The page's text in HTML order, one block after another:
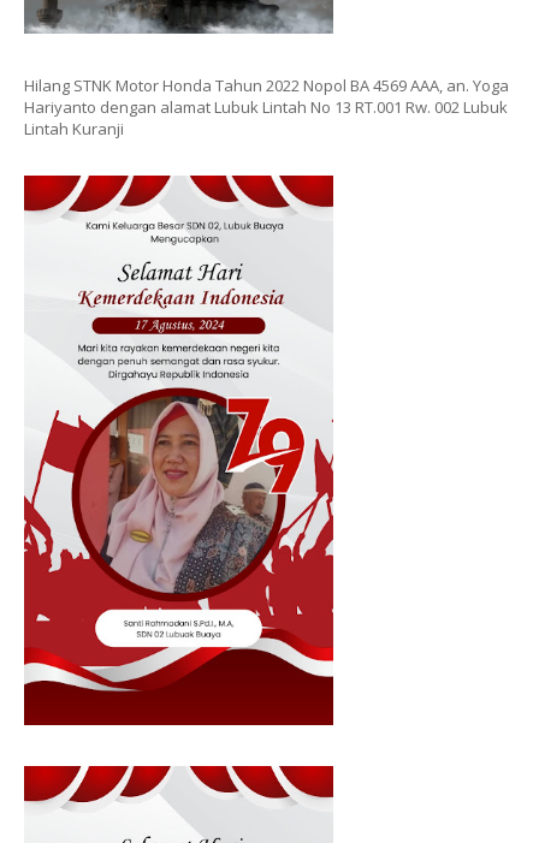
Hilang STNK Motor Honda Tahun 2022 Nopol BA 4569 AAA, an. Yoga
Hariyanto dengan alamat Lubuk Lintah No 13 RT.001 Rw. 002 Lubuk
Lintah Kuranji